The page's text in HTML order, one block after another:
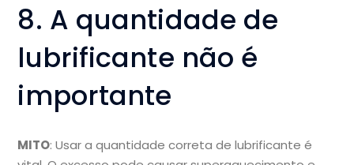
8. A quantidade de
lubrificante não é
importante
MITO: Usar a quantidade correta de lubrificante é